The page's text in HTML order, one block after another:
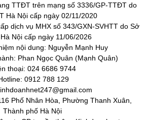
TTĐT trên mạng số 3336/GP-TTĐT do
Hà Nội cấp ngày 02/11/2020
dịch vụ MHX số 343/GXN-SVHTT do Sở
Nội cấp ngày 11/06/2026
nội dung: Nguyễn Mạnh Huy
Phan Ngọc Quân (Mạnh Quân)
thoại: 024 6686 9744
0912 788 129
Phố Nhân Hòa, Phường Thanh Xuân,
Thành phố Hà Nội